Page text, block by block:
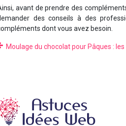
avant de prendre des
des conseils à des
dont vous avez besoin.
Moulage du chocolat pour Pâques :